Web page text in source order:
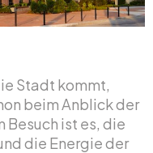
Stadt kommt,
beim Anblick der
Besuch ist es, die
die Energie der